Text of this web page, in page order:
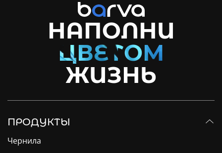
НАПОЛНИ
ЖИЗНЬ
ПРОДУКТЫ
Чернила